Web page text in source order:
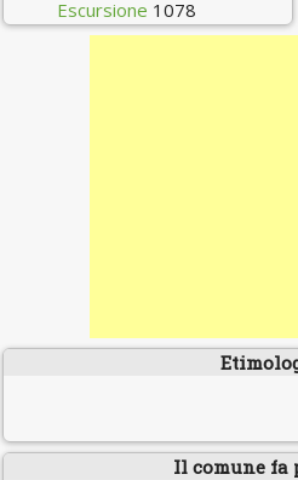
Escursione 1078
Il comune fa